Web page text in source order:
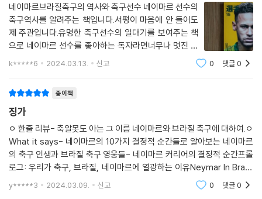
네이마르브라질축구의 역사와 축구선수 네이마르 선수의
축구역사를 알려주는 책입니다.서평이 마음에 안 들어도
제 주관입니다.유명한 축구선수의 일대기를 보여주는 책
으로 네이마르 선수를 좋아하는 독자라면너무나 멋진 선
물이라 생각합니다.우리나라는 월드컵, 올림픽 경기 등 해
k*****6 2024.03.13. 신고 0 댓글0
종이책
징가
ㅇ 한줄 리뷰- 축알못도 아는 그 이름 네이마르와 브라질 축구에 대하여.ㅇ
What it says- 네이마르의 10가지 결정적 순간들로 알아보는 네이마르
의 축구 인생과 브라질 축구 영웅들- 네이마르 커리어의 결정적 순간프롤
로그: 우리가 축구, 브라질, 네이마르에 열광하는 이유Neymar In Brazil
Great BrazilBrazil Super StarNeymar In BarcelonaNeymar In Par
is에필로그: Do your best and
y*****3 2024.03.09. 신고 0 댓글0